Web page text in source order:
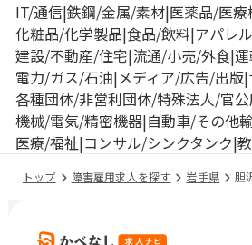
IT/通信 鉄鋼/金属/素材 医薬品/医
化粧品/化学製品 食品/飲料 アパレ
建設/不動産/住宅 流通/小売/外食
電力/ガス/石油 メディア/広告/出版
各種団体/非営利団体/特殊法人/官公
機械/電気/精密機器 自動車/その他
医療/福祉 コンサル/シンクタンク
トップ 障害雇用求人を探す 岩手県 胆